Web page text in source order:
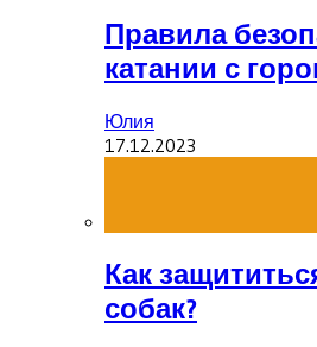
Правила
катании с
Юлия
17.12.2023
Как
собак?